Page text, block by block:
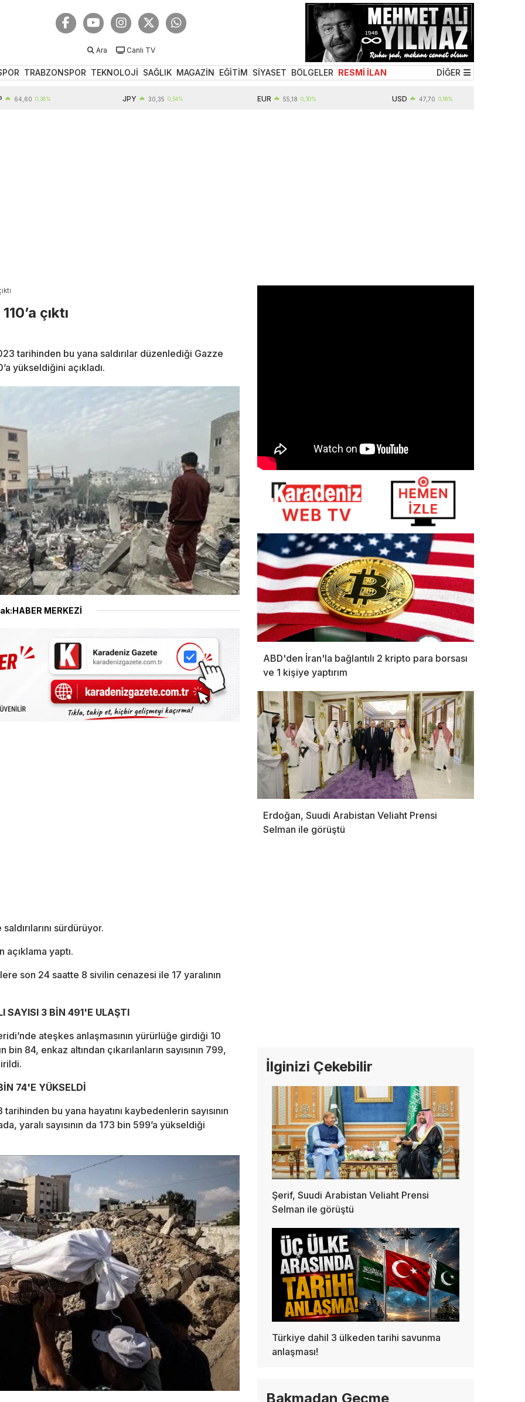
Ara Canlı TV
TRABZONSPOR TEKNOLOJİ SAĞLIK MAGAZİN EĞİTİM SİYASET BÖLGELER RESMİ İLAN DİĞER
0,38% 30,35 0,54% 55,18 0,30% 47,70 0,16%
çıktı
tarihinden bu yana saldırılar düzenlediği Gazze
yükseldiğini açıkladı.
MERKEZİ
sürdürüyor.
açıklama yaptı.
son 24 saatte 8 sivilin cenazesi ile 17 yaralının
SAYISI 3 BİN 491'E ULAŞTI
ateşkes anlaşmasının yürürlüğe girdiği 10
84, enkaz altından çıkarılanların sayısının 799,
74'E YÜKSELDİ
tarihinden bu yana hayatını kaybedenlerin sayısının
yaralı sayısının da 173 bin 599’a yükseldiği
ABD'den İran'la bağlantılı 2 kripto para borsası
ve 1 kişiye yaptırım
Erdoğan, Suudi Arabistan Veliaht Prensi
Selman ile görüştü
İlginizi Çekebilir
Şerif, Suudi Arabistan Veliaht Prensi
Selman ile görüştü
Türkiye dahil 3 ülkeden tarihi savunma
anlaşması!
Bakmadan Geçme